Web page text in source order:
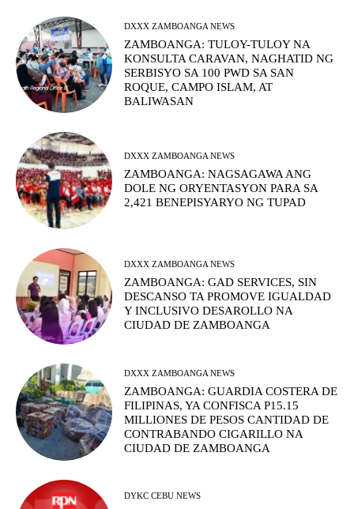
DXXX ZAMBOANGA NEWS
ZAMBOANGA: TULOY-TULOY NA
KONSULTA CARAVAN, NAGHATID NG
SERBISYO SA 100 PWD SA SAN
ROQUE, CAMPO ISLAM, AT
BALIWASAN
DXXX ZAMBOANGA NEWS
ZAMBOANGA: NAGSAGAWA ANG
DOLE NG ORYENTASYON PARA SA
2,421 BENEPISYARYO NG TUPAD
DXXX ZAMBOANGA NEWS
ZAMBOANGA: GAD SERVICES, SIN
DESCANSO TA PROMOVE IGUALDAD
Y INCLUSIVO DESAROLLO NA
CIUDAD DE ZAMBOANGA
DXXX ZAMBOANGA NEWS
ZAMBOANGA: GUARDIA COSTERA DE
FILIPINAS, YA CONFISCA P15.15
MILLIONES DE PESOS CANTIDAD DE
CONTRABANDO CIGARILLO NA
CIUDAD DE ZAMBOANGA
DYKC CEBU NEWS